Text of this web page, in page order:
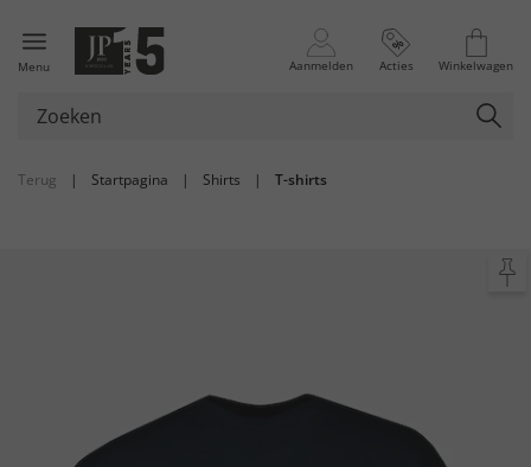
Menu Aanmelden Acties Winkelwagen
Terug | Startpagina | Shirts | T-shirts